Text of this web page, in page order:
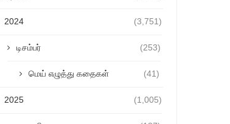
2024 (3,751)
டிசம்பர் (253)
மெய் எழுத்து கதைகள் (41)
2025 (1,005)